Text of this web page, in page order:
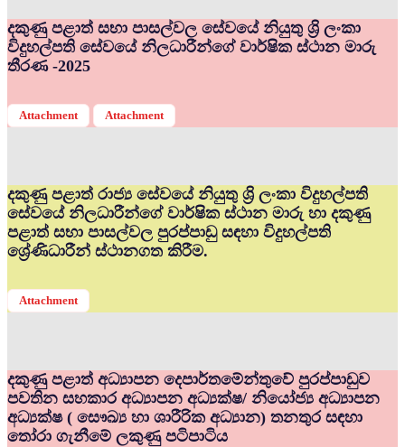
දකුණු පළාත් සභා පාසල්වල සේවයේ නියුතු ශ්‍රි ලංකා
විදුහල්පති සේවයේ නිලධාරීන්ගේ වාර්ෂික ස්ථාන මාරු
තීරණ -2025
Attachment Attachment
දකුණු පළාත් රාජ්‍ය සේවයේ නියුතු ශ්‍රි ලංකා විදුහල්පති
සේවයේ නිලධාරීන්ගේ වාර්ෂික ස්ථාන මාරු හා දකුණු
පළාත් සභා පාසල්වල පුරප්පාඩු සඳහා විදුහල්පති
ශ්‍රේණිධාරීන් ස්ථානගත කිරීම.
Attachment
දකුණු පළාත් අධ්‍යාපන දෙපාර්තමේන්තුවේ පුරප්පාඩුව
පවතින සහකාර අධ්‍යාපන අධ්‍යක්ෂ/ නියෝජ්‍ය අධ්‍යාපන
අධ්‍යක්ෂ ( සෞඛ්‍ය හා ශාරීරික අධ්‍යාන) තනතුර සඳහා
තෝරා ගැනීමේ ලකුණු පටිපාටිය